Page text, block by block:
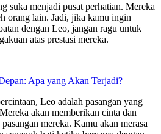
suka menjadi pusat perhatian. Mereka
orang lain. Jadi, jika kamu ingin
dengan Leo, jangan ragu untuk
atas prestasi mereka.
Apa yang Akan Terjadi?
Leo adalah pasangan yang
akan memberikan cinta dan
mereka. Kamu akan merasa